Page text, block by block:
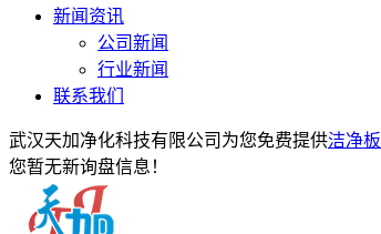
新闻资讯
公司新闻
行业新闻
联系我们
武汉天加净化科技有限公司为您免费提供洁净板
您暂无新询盘信息！